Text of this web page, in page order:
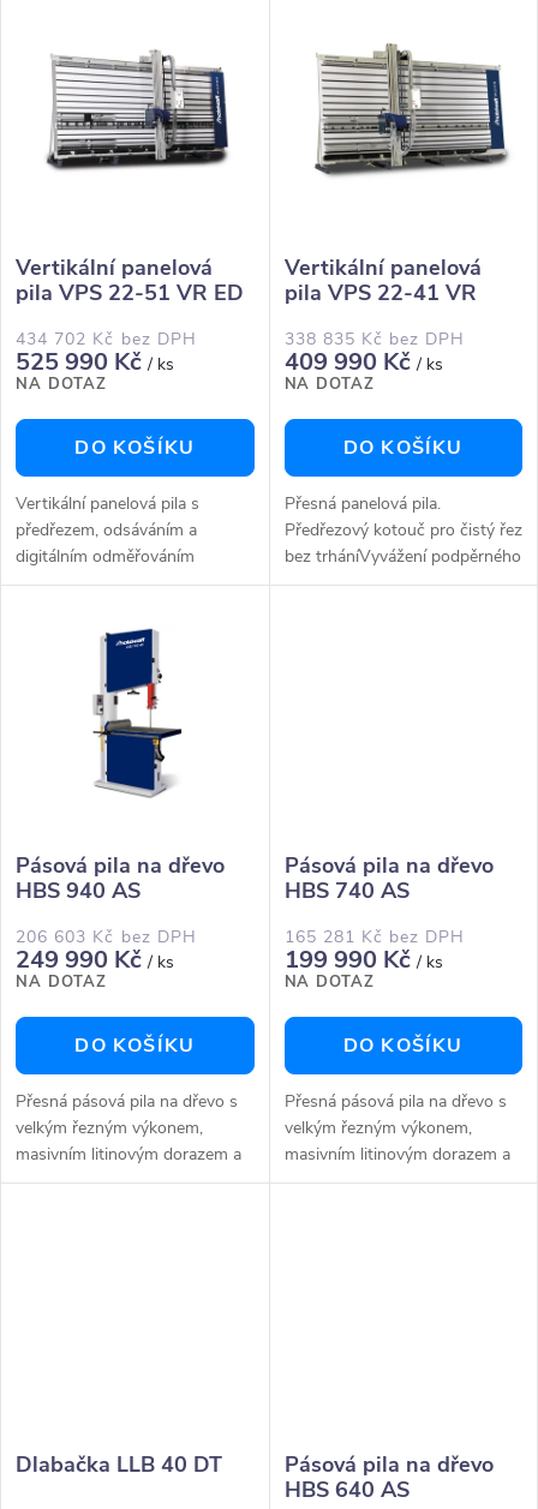
p
r
o
d
u
k
Abecedně
s
p
r
o
d
u
Vertikální panelová
pila VPS 22-51 VR ED
434 702 Kč bez DPH
525 990 Kč/ ks
NA DOTAZ
DO KOŠÍKU
Vertikální panelová pila s
předřezem, odsáváním a
digitálním odměřováním
Modulární svařovaný rám stroje
samonosný. Předřezová
Vertikální panelová
pila VPS 22-41 VR
338 835 Kč bez DPH
409 990 Kč/ ks
NA DOTAZ
DO KOŠÍKU
Přesná panelová pila.
Předřezový kotouč pro čistý řez
bez trháníVyvážení podpěrného
roštu lze ovládat pomocí
Pásová pila na dřevo
HBS 940 AS
206 603 Kč bez DPH
249 990 Kč/ ks
NA DOTAZ
DO KOŠÍKU
Přesná pásová pila na dřevo s
velkým řezným výkonem,
masivním litinovým dorazem a
bohatým příslušenstvím. Těžké
Pásová pila na dřevo
HBS 740 AS
165 281 Kč bez DPH
199 990 Kč/ ks
NA DOTAZ
DO KOŠÍKU
Přesná pásová pila na dřevo s
velkým řezným výkonem,
masivním litinovým dorazem a
bohatým příslušenstvím. Těžké
Dlabačka LLB 40 DT
Pásová pila na dřevo
HBS 640 AS